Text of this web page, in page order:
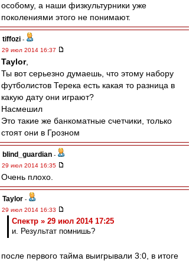
особому, а наши физкультурники уже
поколениями этого не понимают.
tiffozi -
29 июл 2014 16:37
Taylor,
Ты вот серьезно думаешь, что этому набору
футболистов Терека есть какая то разница в
какую дату они играют?
Насмешил
Это такие же банкоматные счетчики, только
стоят они в Грозном
blind_guardian -
29 июл 2014 16:35
Очень плохо.
Taylor -
29 июл 2014 16:33
Спектр » 29 июл 2014 17:25
и. Результат помнишь?
после первого тайма выигрывали 3:0, в итоге